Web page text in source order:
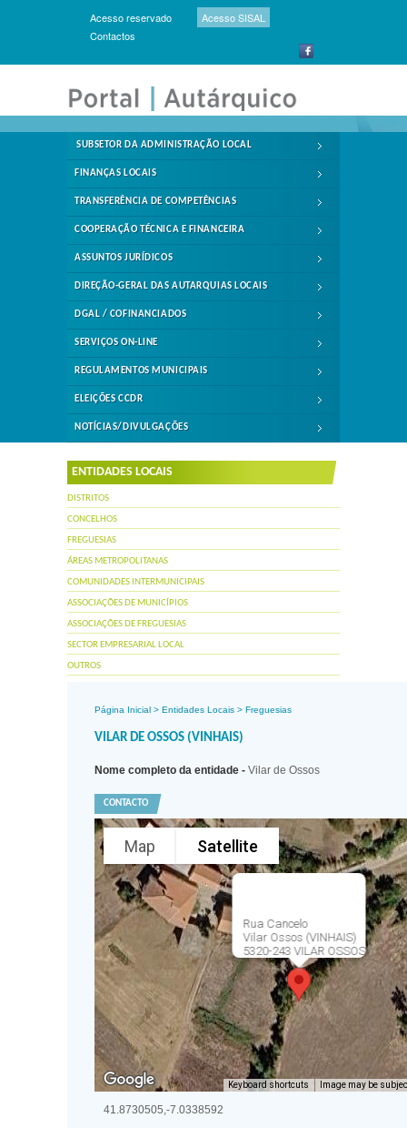
Acesso reservado
Acesso SISAL
Contactos
SUBSETOR DA ADMINISTRAÇÃO LOCAL
FINANÇAS LOCAIS
TRANSFERÊNCIA DE COMPETÊNCIAS
COOPERAÇÃO TÉCNICA E FINANCEIRA
ASSUNTOS JURÍDICOS
DIREÇÃO-GERAL DAS AUTARQUIAS LOCAIS
DGAL / COFINANCIADOS
SERVIÇOS ON-LINE
REGULAMENTOS MUNICIPAIS
ELEIÇÕES CCDR
NOTÍCIAS/DIVULGAÇÕES
ENTIDADES LOCAIS
DISTRITOS
CONCELHOS
FREGUESIAS
ÁREAS METROPOLITANAS
COMUNIDADES INTERMUNICIPAIS
ASSOCIAÇÕES DE MUNICÍPIOS
ASSOCIAÇÕES DE FREGUESIAS
SECTOR EMPRESARIAL LOCAL
OUTROS
Página Inicial > Entidades Locais > Freguesias
VILAR DE OSSOS (VINHAIS)
Nome completo da entidade - Vilar de Ossos
CONTACTO
Rua Cancelo
Vilar Ossos (VINHAIS)
5320-243 VILAR OSSOS
Map Satellite
Keyboard shortcuts Image may be
41.8730505,-7.0338592